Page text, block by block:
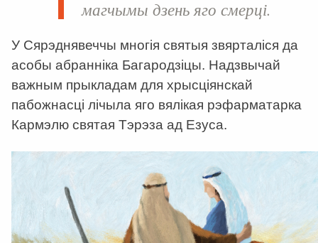
магчымы дзень яго смерці.
У Сярэднявеччы многія святыя звярталіся да
асобы абранніка Багародзіцы. Надзвычай
важным прыкладам для хрысціянскай
пабожнасці лічыла яго вялікая рэфарматарка
Кармэлю святая Тэрэза ад Езуса.